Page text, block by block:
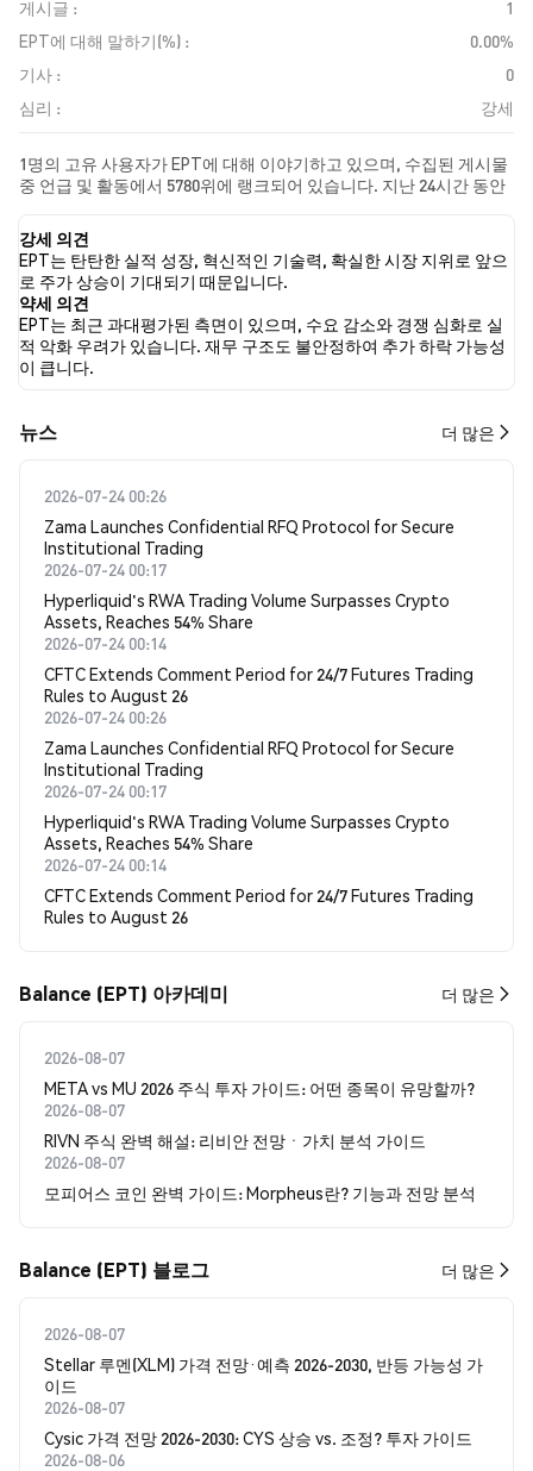
게시글 :
1
EPT에 대해 말하기(%) :
0.00%
기사 :
0
심리 :
강세
1명의 고유 사용자가 EPT에 대해 이야기하고 있으며, 수집된 게시물
중 언급 및 활동에서 5780위에 랭크되어 있습니다. 지난 24시간 동안
로, EPT에 대한 뉴스 기사 0건이 게시되었습니다. 트위터에서는
NaN%의 트윗이 강세 감정을, NaN%의 트윗이 약세 감정을 보였습니
다. NaN%의 트윗은 EPT에 대해 중립적인 감정을 나타냈습니다. 이
감정 분석은 0개의 트윗을 기반으로 합니다.
강세 의견
EPT는 탄탄한 실적 성장, 혁신적인 기술력, 확실한 시장 지위로 앞으
로 주가 상승이 기대되기 때문입니다.
약세 의견
EPT는 최근 과대평가된 측면이 있으며, 수요 감소와 경쟁 심화로 실
적 악화 우려가 있습니다. 재무 구조도 불안정하여 추가 하락 가능성
이 큽니다.
뉴스 더 많은
2026-07-24 00:26
Zama Launches Confidential RFQ Protocol for Secure
Institutional Trading
2026-07-24 00:17
Hyperliquid's RWA Trading Volume Surpasses Crypto
Assets, Reaches 54% Share
2026-07-24 00:14
CFTC Extends Comment Period for 24/7 Futures Trading
Rules to August 26
2026-07-24 00:26
Zama Launches Confidential RFQ Protocol for Secure
Institutional Trading
2026-07-24 00:17
Hyperliquid's RWA Trading Volume Surpasses Crypto
Assets, Reaches 54% Share
2026-07-24 00:14
CFTC Extends Comment Period for 24/7 Futures Trading
Rules to August 26
Balance (EPT) 아카데미 더 많은
2026-08-07
META vs MU 2026 주식 투자 가이드: 어떤 종목이 유망할까?
2026-08-07
RIVN 주식 완벽 해설: 리비안 전망ㆍ가치 분석 가이드
2026-08-07
모피어스 코인 완벽 가이드: Morpheus란? 기능과 전망 분석
Balance (EPT) 블로그 더 많은
2026-08-07
Stellar 루멘(XLM) 가격 전망·예측 2026-2030, 반등 가능성 가
이드
2026-08-07
Cysic 가격 전망 2026-2030: CYS 상승 vs. 조정? 투자 가이드
2026-08-06